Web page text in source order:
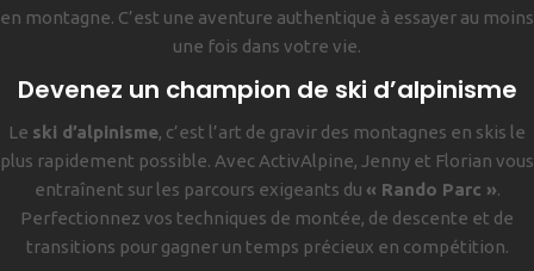
en montagne. C’est une aventure authentique à essayer au moins
une fois dans votre vie.
Devenez un champion de ski d’alpinisme
Le ski d’alpinisme, c’est l’art de gravir des montagnes en skis le
plus rapidement possible. Avec ActivAlpine, Jenny et Florian vous
entraînent sur les parcours exigeants du « Rando Parc ».
Perfectionnez vos techniques de montée, de descente et de
transitions pour gagner un temps précieux en compétition.